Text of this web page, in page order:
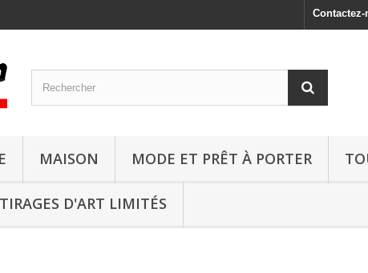
MAISON MODE ET PRÊT À PORTER
TIRAGES D'ART LIMITÉS